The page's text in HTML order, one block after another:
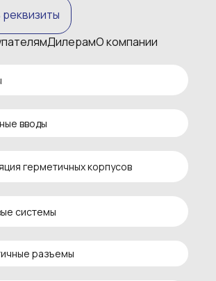
ДилерамО компании
вводы
герметичных корпусов
системы
разъемы